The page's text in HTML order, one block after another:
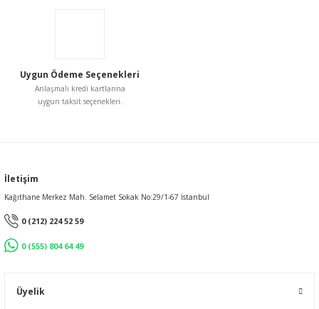
Uygun Ödeme Seçenekleri
Anlaşmalı kredi kartlarına
uygun taksit seçenekleri.
İletişim
Kağıthane Merkez Mah. Selamet Sokak No:29/1-67 İstanbul
0 (212) 224 52 59
0 (555) 804 64 49
Üyelik